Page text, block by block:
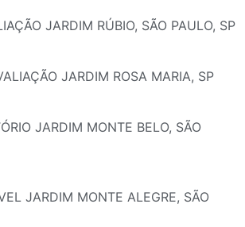
JARDIM RÚBIO, SÃO PAULO, SP
JARDIM ROSA MARIA, SP
JARDIM MONTE BELO, SÃO
JARDIM MONTE ALEGRE, SÃO